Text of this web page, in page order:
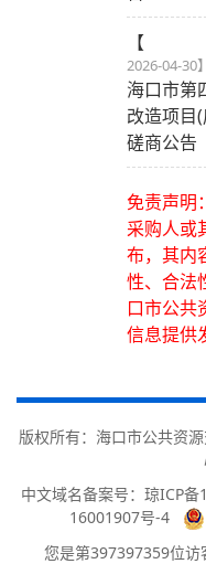
【
2026-04-30】
海口市第
改造项目
磋商公告
免责声明
采购人或
布，其内
性、合法
口市公共
信息提供
版权所有：海口市公共资
中文域名备案号： 琼ICP备
16001907号-4
您是第397397359位访